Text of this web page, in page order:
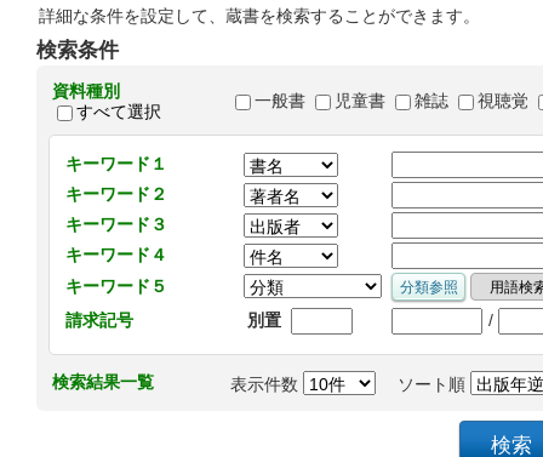
詳細な条件を設定して、蔵書を検索することができます。
検索条件
資料種別
すべて選択
一般書 児童書 雑誌 視聴覚
キーワード１
キーワード２
キーワード３
キーワード４
キーワード５
請求記号
別置 /
検索結果一覧 表示件数 ソート順